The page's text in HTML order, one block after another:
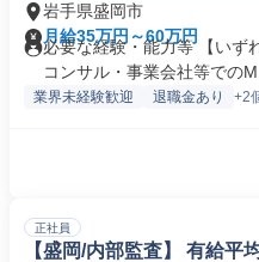
岩手県盛岡市
月給35万円～60万円
必要な経験・能力等 【いず
コンサル・事業会社等での
業界未経験歓迎 退職金あり +2
正社員
【盛岡/内部監査】 有給平